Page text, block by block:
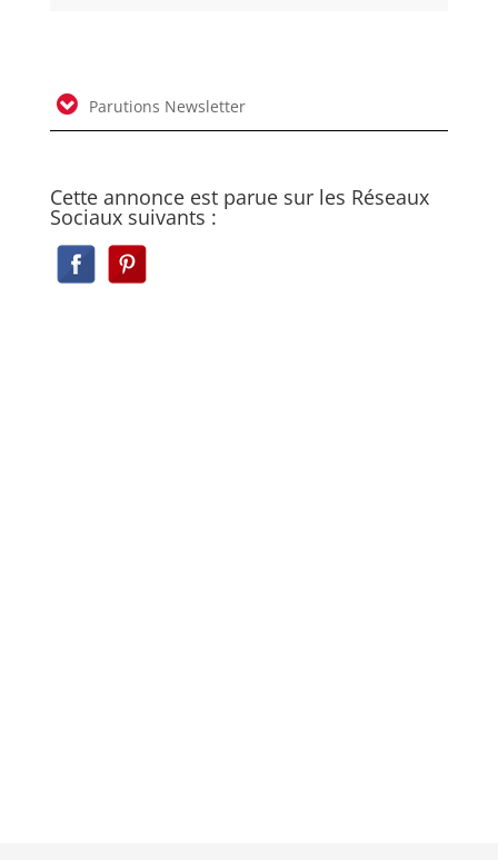
Parutions Newsletter
Cette annonce est parue sur les Réseaux
Sociaux suivants :